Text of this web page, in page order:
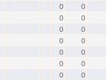
0
0
0
0
0
0
0
0
0
0
0
0
0
0